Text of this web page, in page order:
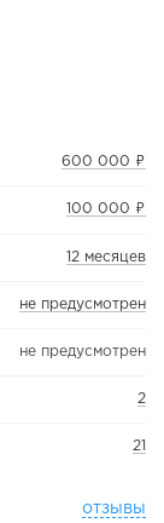
600 000 ₽
100 000 ₽
12 месяцев
не предусмотрен
не предусмотрен
2
21
отзывы